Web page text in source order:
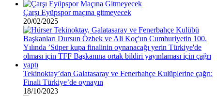
Çarşı Eyüpspor maçına gitmeyecek
20/02/2025
Tekinoktay’dan Galatasaray ve Fenerbahçe Kulüplerine çağrı:
Finali Türkiye’de oynayın
18/10/2023